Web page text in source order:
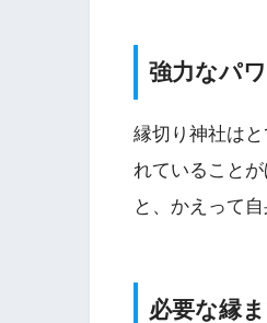
強力なパ
縁切り神社は
れていること
と、かえって
必要な縁